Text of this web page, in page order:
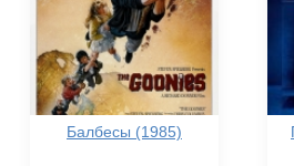
Балбесы (1985)